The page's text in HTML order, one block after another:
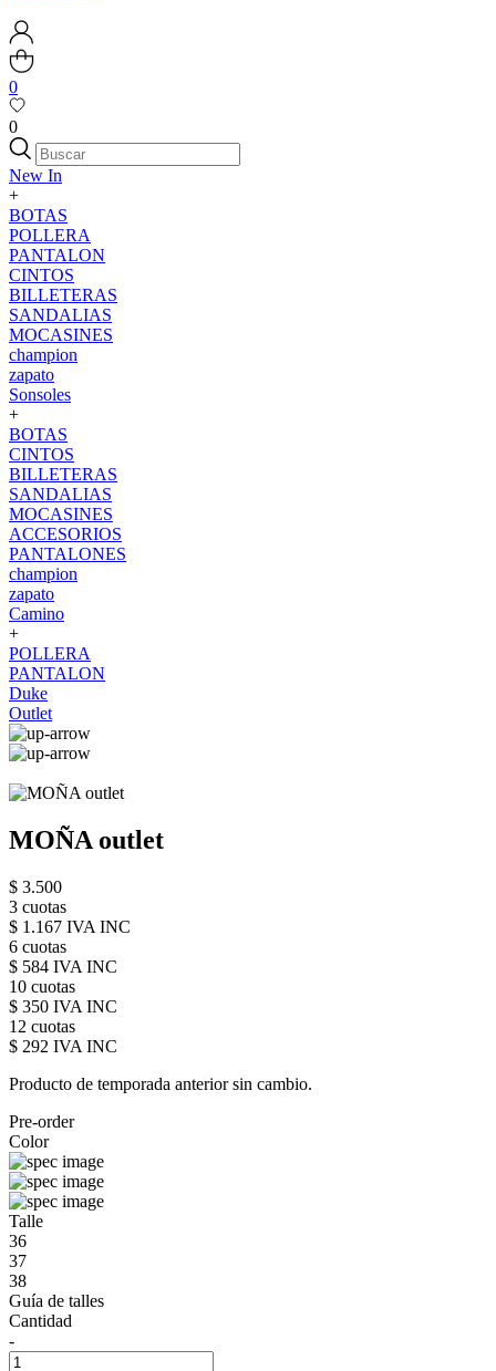
0
0
New In
+
BOTAS
POLLERA
PANTALON
CINTOS
BILLETERAS
SANDALIAS
MOCASINES
champion
zapato
Sonsoles
+
BOTAS
CINTOS
BILLETERAS
SANDALIAS
MOCASINES
ACCESORIOS
PANTALONES
champion
zapato
Camino
+
POLLERA
PANTALON
Duke
Outlet
MOÑA outlet
$ 3.500
3 cuotas
$ 1.167 IVA INC
6 cuotas
$ 584 IVA INC
10 cuotas
$ 350 IVA INC
12 cuotas
$ 292 IVA INC
Producto de temporada anterior sin cambio.
Pre-order
Color
Talle
36
37
38
Guía de talles
Cantidad
-